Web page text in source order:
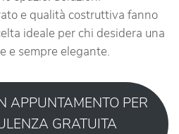
e qualità costruttiva fanno
ideale per chi desidera una
e sempre elegante.
APPUNTAMENTO PER
GRATUITA